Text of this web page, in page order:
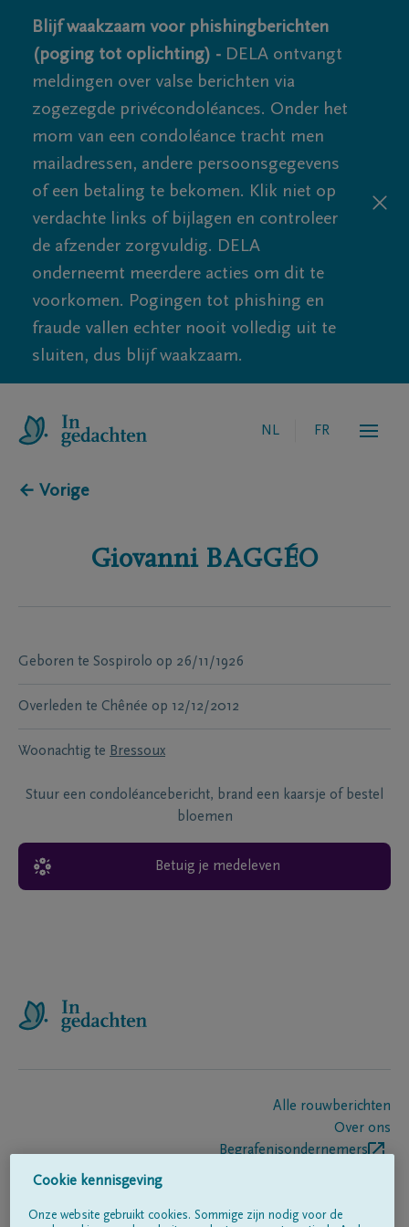
Blijf waakzaam voor phishingberichten
(poging tot oplichting) - DELA ontvangt
meldingen over valse berichten via
zogezegde privécondoléances. Onder het
mom van een condoléance tracht men
mailadressen, andere persoonsgegevens
of een betaling te bekomen. Klik niet op
verdachte links of bijlagen en controleer
de afzender zorgvuldig. DELA
onderneemt meerdere acties om dit te
voorkomen. Pogingen tot phishing en
fraude vallen echter nooit volledig uit te
sluiten, dus blijf waakzaam.
NL FR
← Vorige
Giovanni BAGGÉO
Geboren te Sospirolo op 26/11/1926
Overleden te Chênée op 12/12/2012
Woonachtig te Bressoux
Stuur een condoléancebericht, brand een kaarsje of bestel
bloemen
Betuig je medeleven
Alle rouwberichten
Over ons
Begrafenisondernemers
Cookie kennisgeving
Onze website gebruikt cookies. Sommige zijn nodig voor de